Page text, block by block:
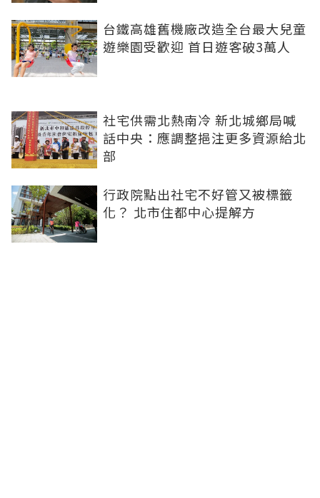
台鐵高雄舊機廠改造全台最大兒童
遊樂園受歡迎 首日遊客破3萬人
社宅供需北熱南冷 新北城鄉局喊
話中央：應調整挹注更多資源給北
部
行政院點出社宅不好管又被標籤
化？ 北市住都中心提解方